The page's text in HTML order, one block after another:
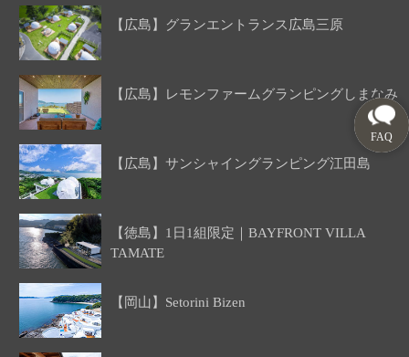
【広島】グランエントランス広島三原
【広島】レモンファームグランピングしまなみ
【広島】サンシャイングランピング江田島
【徳島】1日1組限定｜BAYFRONT VILLA
TAMATE
【岡山】Setorini Bizen